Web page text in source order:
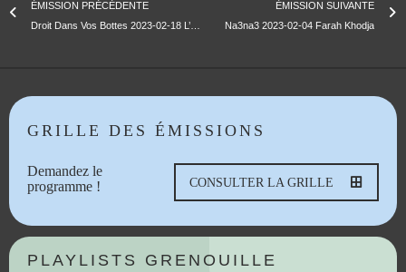
ÉMISSION PRÉCÉDENTE
ÉMISSION SUIVANTE
Na3na3 2023-02-04 Farah Khodja
GRILLE DES ÉMISSIONS
Demandez le
programme !
CONSULTER LA GRILLE
PLAYLISTS GRENOUILLE